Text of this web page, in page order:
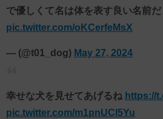
で優しくて名は体を表す良い名前
pic.twitter.com/oKCerfeMsX
— (@t01_dog) May 27, 2024
幸せな犬を見せてあげるね https://
pic.twitter.com/m1pnUCl5Yu